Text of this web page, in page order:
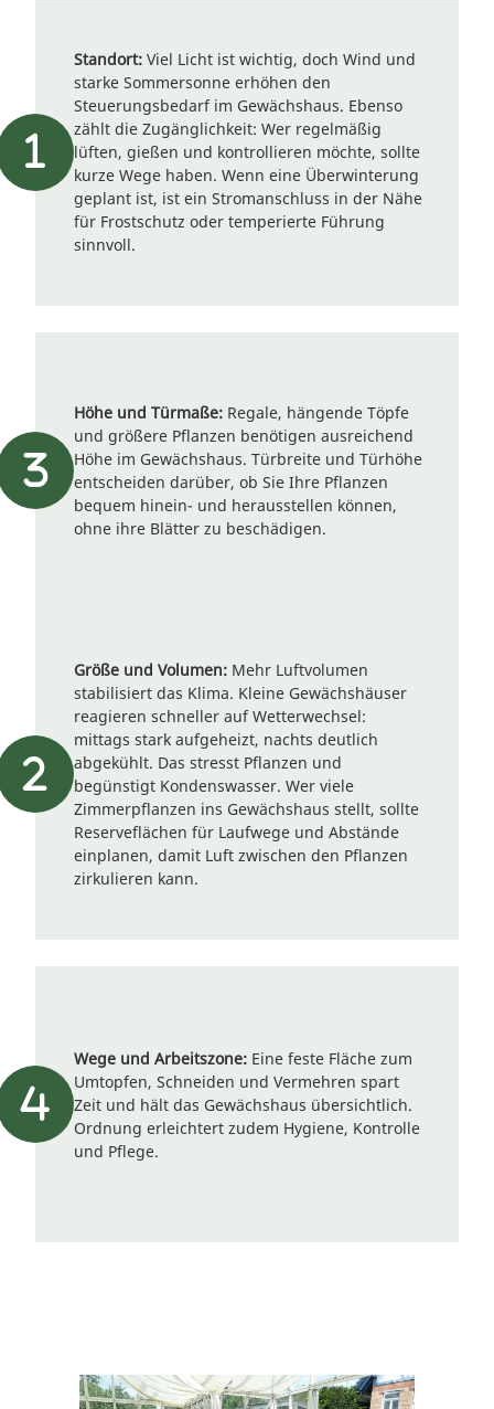
Standort: Viel Licht ist wichtig, doch Wind und
starke Sommersonne erhöhen den
Steuerungsbedarf im Gewächshaus. Ebenso
zählt die Zugänglichkeit: Wer regelmäßig
lüften, gießen und kontrollieren möchte, sollte
kurze Wege haben. Wenn eine Überwinterung
geplant ist, ist ein Stromanschluss in der Nähe
für Frostschutz oder temperierte Führung
sinnvoll.
Höhe und Türmaße: Regale, hängende Töpfe
und größere Pflanzen benötigen ausreichend
Höhe im Gewächshaus. Türbreite und Türhöhe
entscheiden darüber, ob Sie Ihre Pflanzen
bequem hinein- und herausstellen können,
ohne ihre Blätter zu beschädigen.
Größe und Volumen: Mehr Luftvolumen
stabilisiert das Klima. Kleine Gewächshäuser
reagieren schneller auf Wetterwechsel:
mittags stark aufgeheizt, nachts deutlich
abgekühlt. Das stresst Pflanzen und
begünstigt Kondenswasser. Wer viele
Zimmerpflanzen ins Gewächshaus stellt, sollte
Reserveflächen für Laufwege und Abstände
einplanen, damit Luft zwischen den Pflanzen
zirkulieren kann.
Wege und Arbeitszone: Eine feste Fläche zum
Umtopfen, Schneiden und Vermehren spart
Zeit und hält das Gewächshaus übersichtlich.
Ordnung erleichtert zudem Hygiene, Kontrolle
und Pflege.